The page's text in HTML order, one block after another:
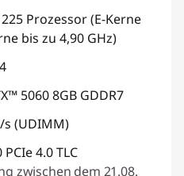
Prozessor (E-Kerne
bis zu 4,90 GHz)
5060 8GB GDDR7
s (UDIMM)
4.0 TLC
zwischen dem 21.08.